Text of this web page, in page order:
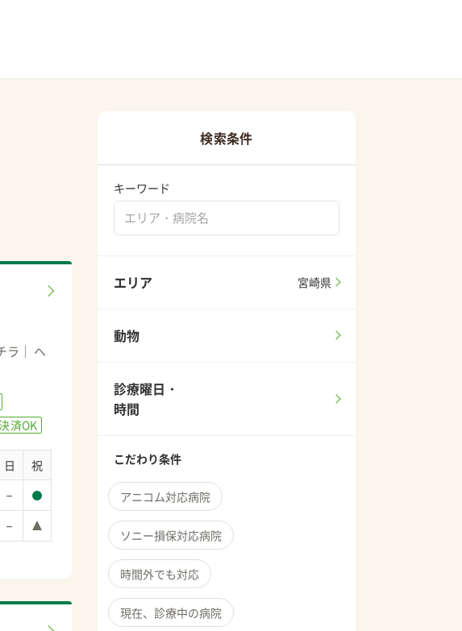
ラ
ヘ
済OK
日
祝
－
－
検索条件
キーワード
エリア 宮崎県
動物
診療曜日・
時間
こだわり条件
アニコム対応病院
ソニー損保対応病院
時間外でも対応
現在、診療中の病院